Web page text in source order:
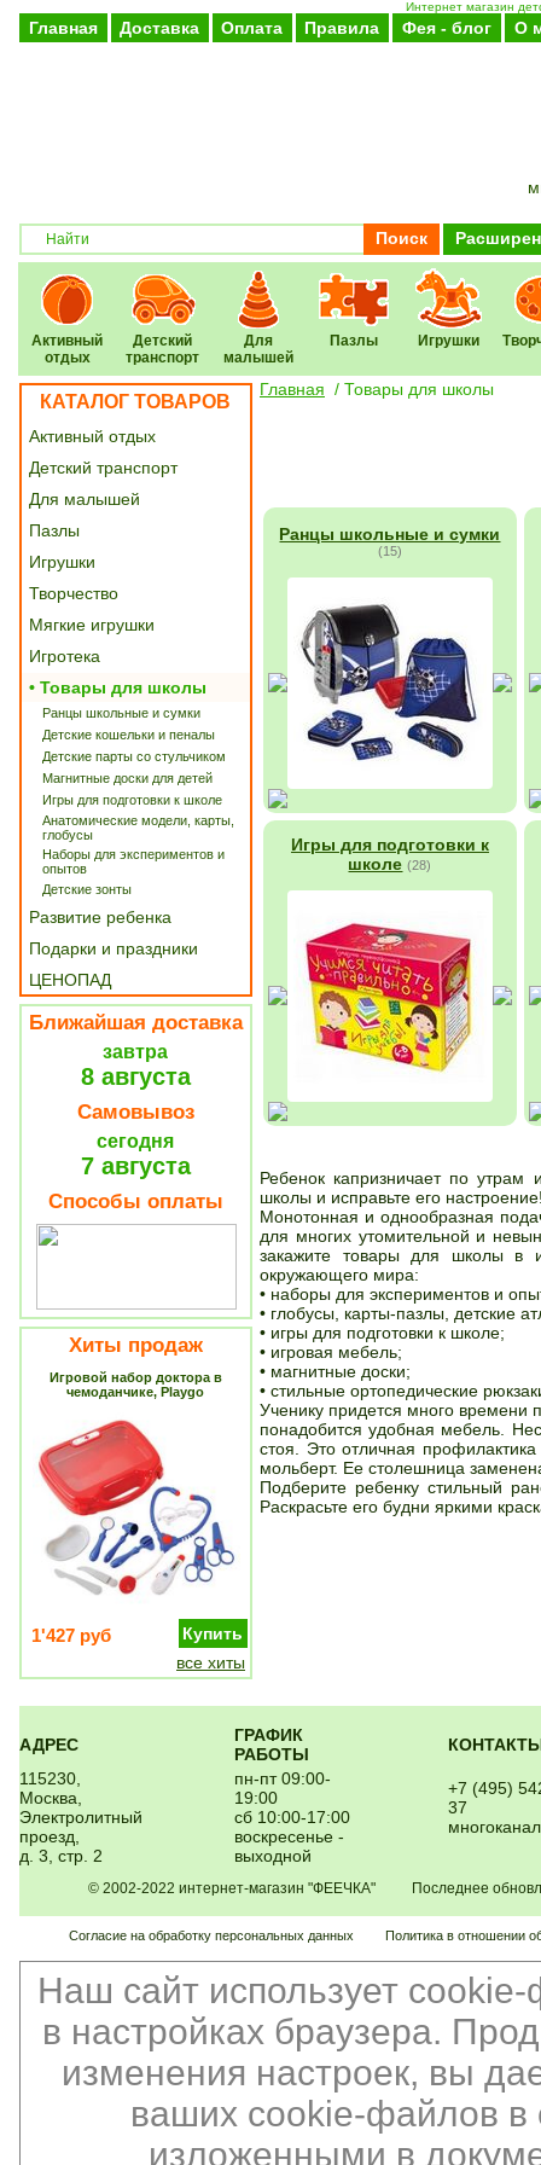
Интернет магазин
Главная Доставка Оплата Правила Фея - блог О
Поиск
Активный
отдых
Детский
транспорт
Для
малышей
Пазлы Игрушки
КАТАЛОГ ТОВАРОВ
Активный отдых
Детский транспорт
Для малышей
Пазлы
Игрушки
Творчество
Мягкие игрушки
Игротека
• Товары для школы
Ранцы школьные и сумки
Детские кошельки и пеналы
Детские парты со стульчиком
Магнитные доски для детей
Игры для подготовки к школе
Анатомические модели, карты,
глобусы
Наборы для экспериментов и
опытов
Детские зонты
Развитие ребенка
Подарки и праздники
ЦЕНОПАД
Ближайшая доставка
завтра
8 августа
Самовывоз
сегодня
7 августа
Способы оплаты
Хиты продаж
Игровой набор доктора в
чемоданчике, Playgo
1'427 руб
Купить
все хиты
Главная / Товары для школы
Ранцы школьные и сумки
(15)
Игры для подготовки к
школе (28)
Ребенок капризничает по утрам
школы и исправьте его
Монотонная и однообразная
для многих утомительной и
закажите товары для школы в
окружающего мира:
• наборы для экспериментов и
• глобусы, карты-пазлы, детские
• игры для подготовки к школе;
• игровая мебель;
• магнитные доски;
• стильные ортопедические
Ученику придется много времени
понадобится удобная мебель.
стоя. Это отличная
мольберт. Ее столешница
Подберите ребенку стильный
Раскрасьте его будни яркими
АДРЕС
ГРАФИК
РАБОТЫ
115230,
Москва,
Электролитный
проезд,
д. 3, стр. 2
пн-пт 09:00-
19:00
сб 10:00-17:00
воскресенье -
выходной
+7 (495)
37
© 2002-2022 интернет-магазин "ФЕЕЧКА" Последнее
Согласие на обработку персональных данных Политика в отношении
Наш сайт использует
в настройках браузера.
изменения настроек, вы
ваших cookie-файлов в
изложенными в